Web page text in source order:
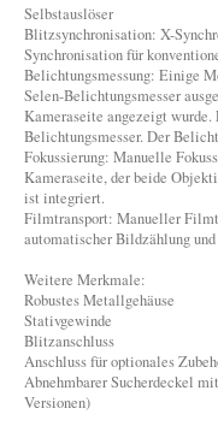
Selbstauslöser
Blitzsynchronisation: X-
Synchronisation für
Belichtungsmessung: Einige
Selen-Belichtungsmesser
Kameraseite angezeigt wurde.
Belichtungsmesser. Der
Fokussierung: Manuelle
Kameraseite, der beide
ist integriert.
Filmtransport: Manueller
automatischer Bildzählung
Weitere Merkmale:
Robustes Metallgehäuse
Stativgewinde
Blitzanschluss
Anschluss für optionales
Abnehmbarer Sucherdeckel
Versionen)